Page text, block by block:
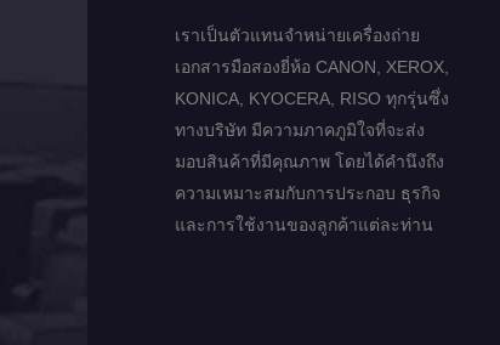
เราเป็นตัวแทนจำหน่ายเครื่องถ่าย
เอกสารมือสองยี่ห้อ CANON, XEROX,
KONICA, KYOCERA, RISO ทุกรุ่นซึ่ง
ทางบริษัท มีความภาคภูมิใจที่จะส่ง
มอบสินค้าที่มีคุณภาพ โดยได้คำนึงถึง
ความเหมาะสมกับการประกอบ ธุรกิจ
และการใช้งานของลูกค้าแต่ละท่าน